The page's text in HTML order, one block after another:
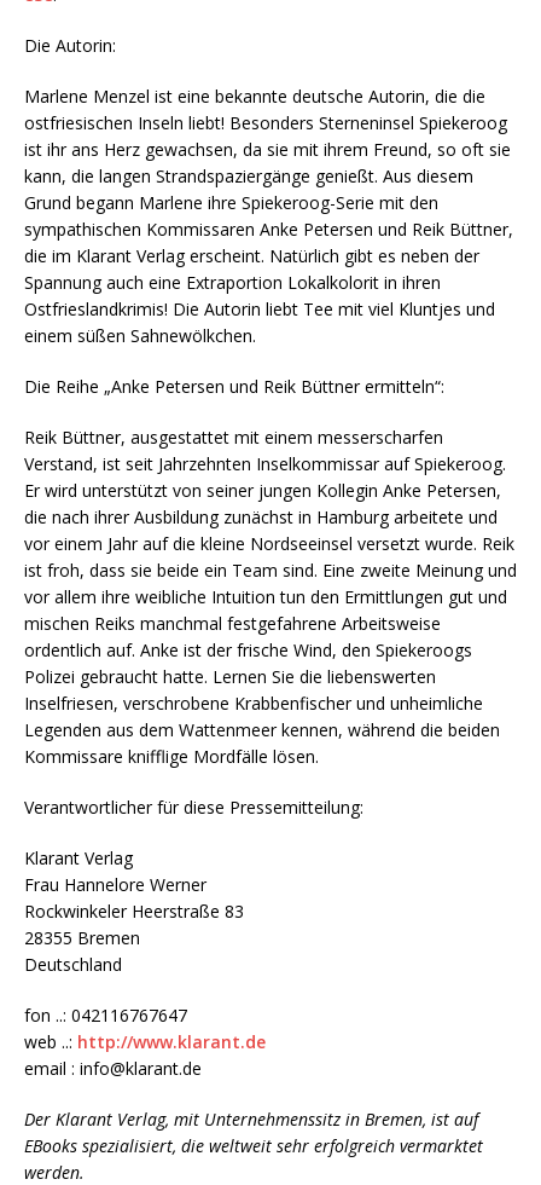
Die Autorin:
Marlene Menzel ist eine bekannte deutsche Autorin, die die
ostfriesischen Inseln liebt! Besonders Sterneninsel Spiekeroog
ist ihr ans Herz gewachsen, da sie mit ihrem Freund, so oft sie
kann, die langen Strandspaziergänge genießt. Aus diesem
Grund begann Marlene ihre Spiekeroog-Serie mit den
sympathischen Kommissaren Anke Petersen und Reik Büttner,
die im Klarant Verlag erscheint. Natürlich gibt es neben der
Spannung auch eine Extraportion Lokalkolorit in ihren
Ostfrieslandkrimis! Die Autorin liebt Tee mit viel Kluntjes und
einem süßen Sahnewölkchen.
Die Reihe „Anke Petersen und Reik Büttner ermitteln“:
Reik Büttner, ausgestattet mit einem messerscharfen
Verstand, ist seit Jahrzehnten Inselkommissar auf Spiekeroog.
Er wird unterstützt von seiner jungen Kollegin Anke Petersen,
die nach ihrer Ausbildung zunächst in Hamburg arbeitete und
vor einem Jahr auf die kleine Nordseeinsel versetzt wurde. Reik
ist froh, dass sie beide ein Team sind. Eine zweite Meinung und
vor allem ihre weibliche Intuition tun den Ermittlungen gut und
mischen Reiks manchmal festgefahrene Arbeitsweise
ordentlich auf. Anke ist der frische Wind, den Spiekeroogs
Polizei gebraucht hatte. Lernen Sie die liebenswerten
Inselfriesen, verschrobene Krabbenfischer und unheimliche
Legenden aus dem Wattenmeer kennen, während die beiden
Kommissare knifflige Mordfälle lösen.
Verantwortlicher für diese Pressemitteilung:
Klarant Verlag
Frau Hannelore Werner
Rockwinkeler Heerstraße 83
28355 Bremen
Deutschland
fon ..: 042116767647
web ..: http://www.klarant.de
email : info@klarant.de
Der Klarant Verlag, mit Unternehmenssitz in Bremen, ist auf
EBooks spezialisiert, die weltweit sehr erfolgreich vermarktet
werden.